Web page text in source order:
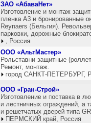
ЗАО «АбаваНет»
Изготовление и монтаж
пленка А3 и бронированные
Reynaers (Бельгия).
парковки, дорожные
, Россия
ООО «АльтМастер»
Рольставни защитные
Ремонт, монтаж.
город САНКТ-ПЕТЕРБУРГ,
ООО «Гран-Строй»
Изготовление и поставка в
и лестничных ограждений, а
и решетчатых дверей типа
ПЕРМСКИЙ край, Россия